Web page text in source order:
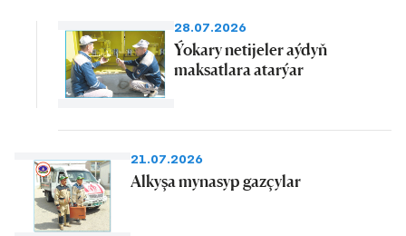
28.07.2026
Ýokary netijeler aýdyň
maksatlara atarýar
21.07.2026
Alkyşa mynasyp gazçylar